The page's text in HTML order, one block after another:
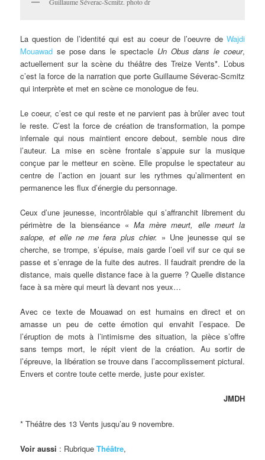
La question de l’identité qui est au coeur de l’oeuvre de Wajdi
Mouawad se pose dans le spectacle Un Obus dans le coeur,
actuellement sur la scène du théâtre des Treize Vents*. L’obus
c’est la force de la narration que porte Guillaume Séverac-Scmitz
qui interprète et met en scène ce monologue de feu.
Le coeur, c’est ce qui reste et ne parvient pas à brûler avec tout
le reste. C’est la force de création de transformation, la pompe
infernale qui nous maintient encore debout, semble nous dire
l’auteur. La mise en scène frontale s’appuie sur la musique
conçue par le metteur en scène. Elle propulse le spectateur au
centre de l’action en jouant sur les rythmes qu’alimentent en
permanence les flux d’énergie du personnage.
Ceux d’une jeunesse, incontrôlable qui s’affranchit librement du
périmètre de la bienséance « Ma mère meurt, elle meurt la
salope, et elle ne me fera plus chier. » Une jeunesse qui se
cherche, se trompe, s’épuise, mais garde l’oeil vif sur ce qui se
passe et s’enrage de la fuite des autres. Il faudrait prendre de la
distance, mais quelle distance face à la guerre ? Quelle distance
face à sa mère qui meurt là devant nos yeux…
Avec ce texte de Mouawad on est humains en direct et on
amasse un peu de cette émotion qui envahit l’espace. De
l’éruption de mots à l’intimisme des situation, la pièce s’offre
sans temps mort, le répit vient de la création. Au sortir de
l’épreuve, la libération se trouve dans l’accomplissement pictural.
Envers et contre toute cette merde, juste pour exister.
JMDH
* Théâtre des 13 Vents jusqu’au 9 novembre.
Voir aussi : RubriqueThéâtre,